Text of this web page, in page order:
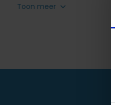
Toon meer